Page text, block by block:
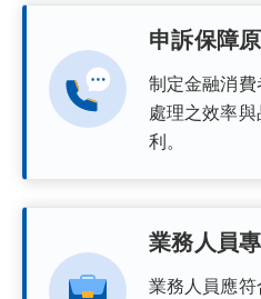
申訴保障
制定金融消
處理之效率
利。
業務人員
業務人員應